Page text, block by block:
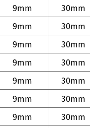
9mm 30mm
9mm 30mm
9mm 30mm
9mm 30mm
9mm 30mm
9mm 30mm
9mm 30mm